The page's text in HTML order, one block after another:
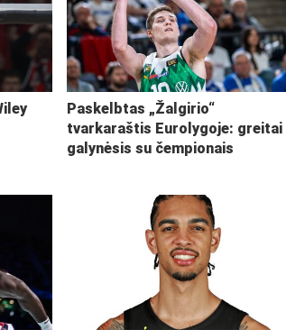
Paskelbtas „Žalgirio“
tvarkaraštis Eurolygoje: greitai
galynėsis su čempionais